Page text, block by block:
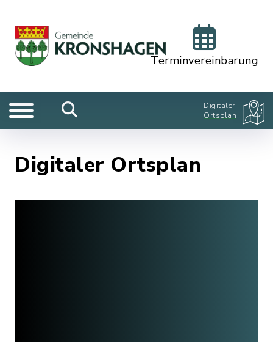
Terminvereinbarung
Digitaler
Ortsplan
Digitaler Ortsplan